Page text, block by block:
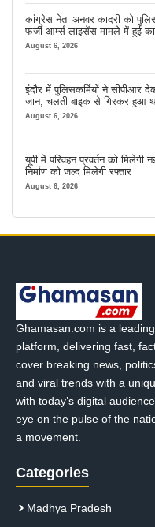
कांग्रेस नेता अनवर कादरी को पुलिस
फर्जी आर्म्स लाइसेंस मामले में हुई
August 6, 2026
इंदौर में पुलिसकर्मियों ने सीपीआर
जान, चलती बाइक से गिरकर हुआ
August 6, 2026
यूपी में परिवहन प्रवर्तन को मिलेगी
निर्माण को जल्द मिलेगी रफ्तार
August 6, 2026
Ghamasan.com is a
platform, delivering fast,
cover breaking news,
and viral trends with a
with today’s digital
eye on the pulse of the
a movement.
Categories
Madhya Pradesh